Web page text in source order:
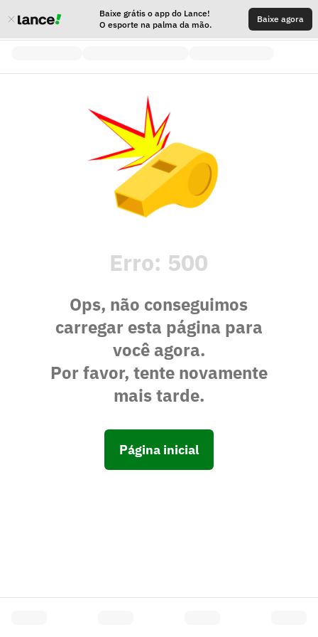
Baixe grátis o app do Lance!
O esporte na palma da mão.
Baixe agora
Erro: 500
Ops, não conseguimos
carregar esta página para
você agora.
Por favor, tente novamente
mais tarde.
Página inicial